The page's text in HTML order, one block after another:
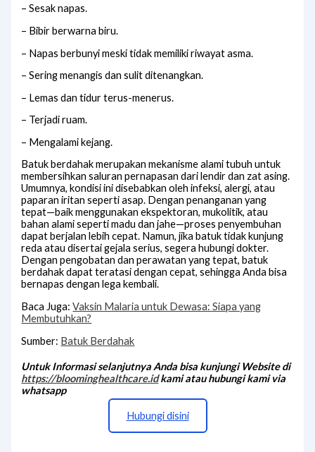
– Sesak napas.
– Bibir berwarna biru.
– Napas berbunyi meski tidak memiliki riwayat asma.
– Sering menangis dan sulit ditenangkan.
– Lemas dan tidur terus-menerus.
– Terjadi ruam.
– Mengalami kejang.
Batuk berdahak merupakan mekanisme alami tubuh untuk
membersihkan saluran pernapasan dari lendir dan zat asing.
Umumnya, kondisi ini disebabkan oleh infeksi, alergi, atau
paparan iritan seperti asap. Dengan penanganan yang
tepat—baik menggunakan ekspektoran, mukolitik, atau
bahan alami seperti madu dan jahe—proses penyembuhan
dapat berjalan lebih cepat. Namun, jika batuk tidak kunjung
reda atau disertai gejala serius, segera hubungi dokter.
Dengan pengobatan dan perawatan yang tepat, batuk
berdahak dapat teratasi dengan cepat, sehingga Anda bisa
bernapas dengan lega kembali.
Baca Juga:Vaksin Malaria untuk Dewasa: Siapa yang
Membutuhkan?
Sumber: Batuk Berdahak
Untuk Informasi selanjutnya Anda bisa kunjungi Website di
https://bloominghealthcare.idkami atau hubungi kami via
whatsapp
Hubungi disini